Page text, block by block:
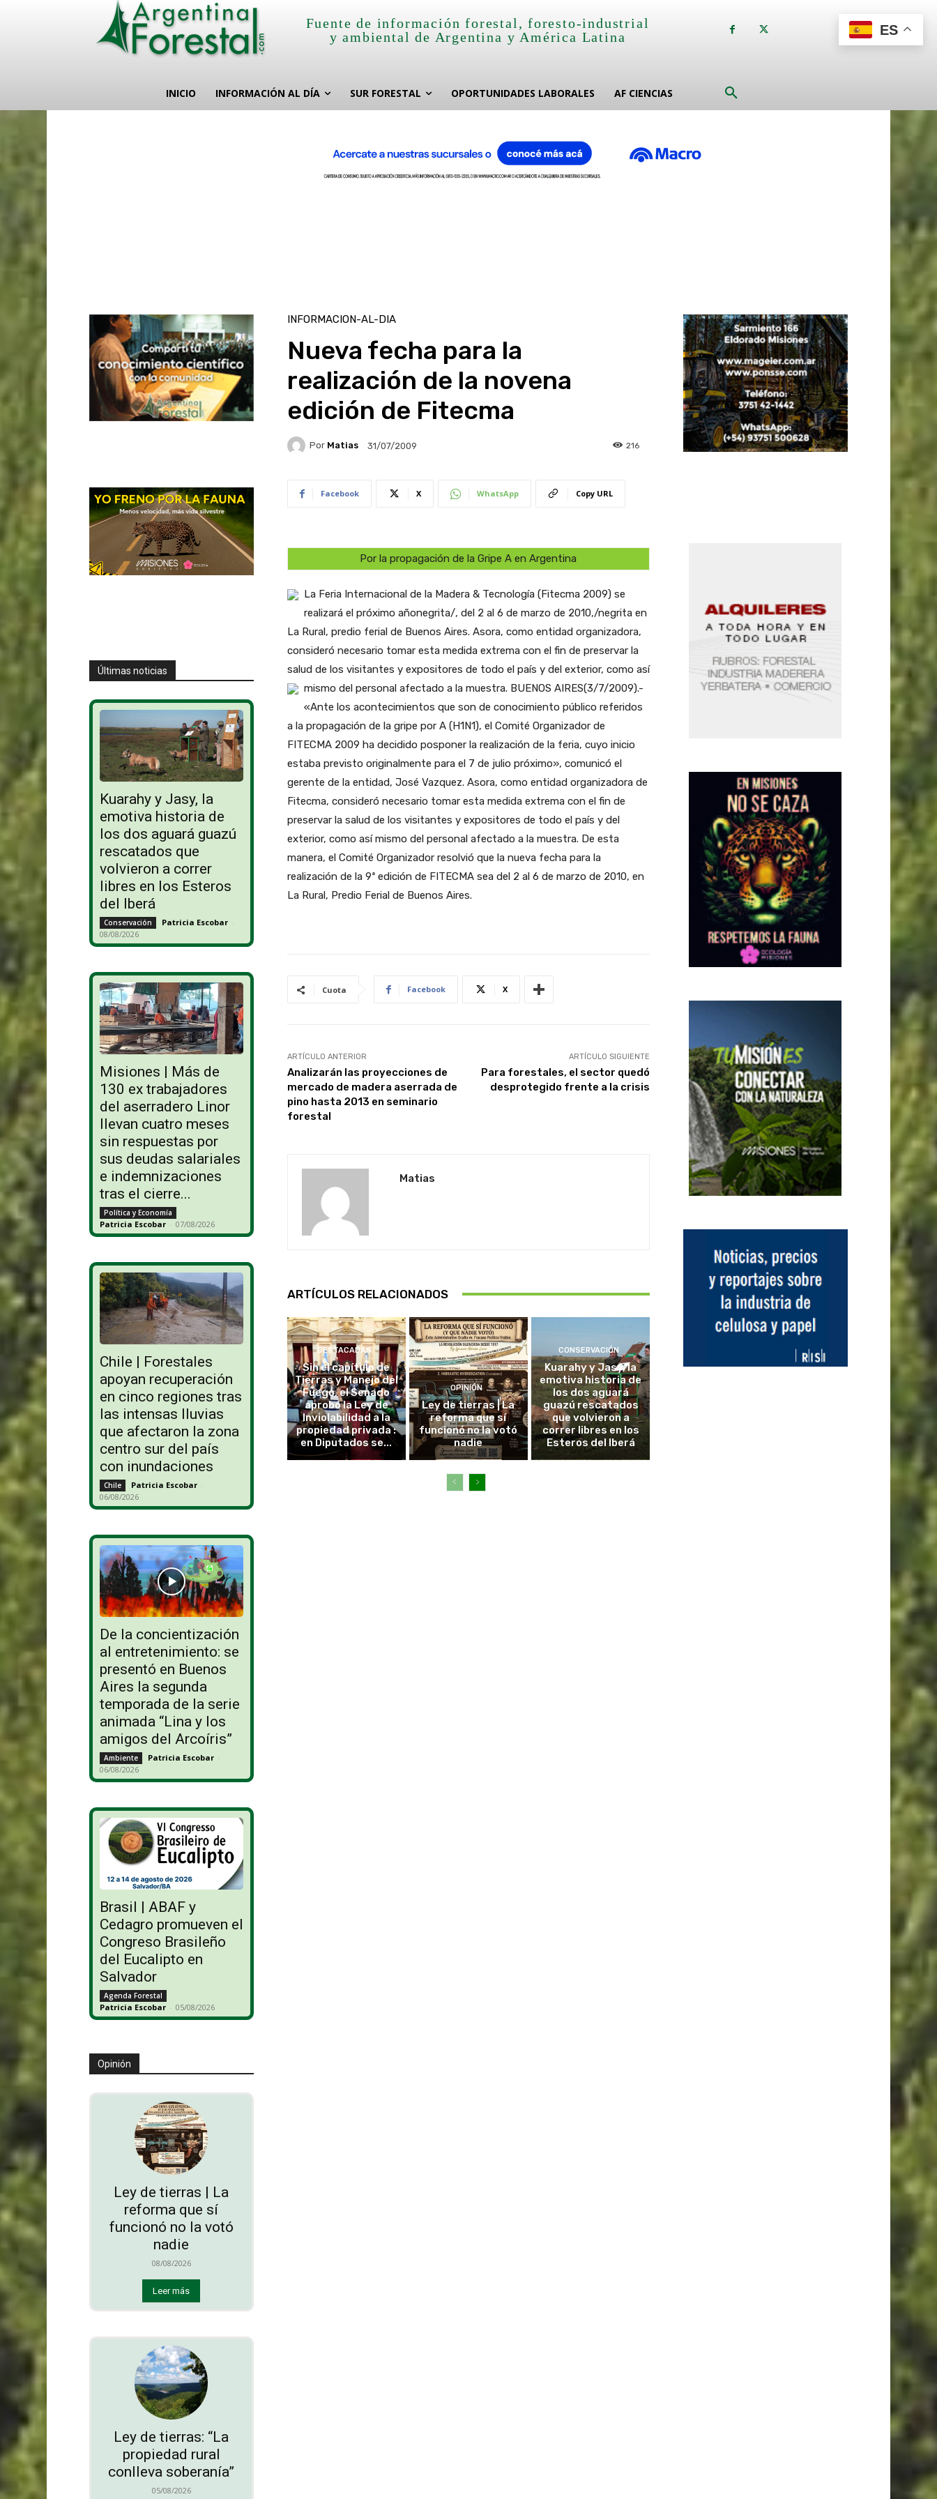
Fuente de información forestal, foresto-industrial
y ambiental de Argentina y América Latina
INICIO INFORMACIÓN AL DÍA SUR FORESTAL OPORTUNIDADES LABORALES AF CIENCIAS
Últimas noticias
Kuarahy y Jasy, la
emotiva historia de
los dos aguará guazú
rescatados que
volvieron a correr
libres en los Esteros
del Iberá
Conservación Patricia Escobar -
08/08/2026
Misiones | Más de
130 ex trabajadores
del aserradero Linor
llevan cuatro meses
sin respuestas por
sus deudas salariales
e indemnizaciones
tras el cierre...
Política y Economía
Patricia Escobar - 07/08/2026
Chile | Forestales
apoyan recuperación
en cinco regiones tras
las intensas lluvias
que afectaron la zona
centro sur del país
con inundaciones
Chile Patricia Escobar -
06/08/2026
De la concientización
al entretenimiento: se
presentó en Buenos
Aires la segunda
temporada de la serie
animada “Lina y los
amigos del Arcoíris”
Ambiente Patricia Escobar -
06/08/2026
Brasil | ABAF y
Cedagro promueven el
Congreso Brasileño
del Eucalipto en
Salvador
Agenda Forestal
Patricia Escobar - 05/08/2026
Opinión
Ley de tierras | La
reforma que sí
funcionó no la votó
nadie
08/08/2026
Leer más
Ley de tierras: “La
propiedad rural
conlleva soberanía”
05/08/2026
INFORMACION-AL-DIA
Nueva fecha para la
realización de la novena
edición de Fitecma
Por Matias 31/07/2009 216
Facebook X WhatsApp Copy URL
Por la propagación de la Gripe A en Argentina
La Feria Internacional de la Madera & Tecnología (Fitecma 2009) se
realizará el próximo añonegrita/, del 2 al 6 de marzo de 2010,/negrita en
La Rural, predio ferial de Buenos Aires. Asora, como entidad organizadora,
consideró necesario tomar esta medida extrema con el fin de preservar la
salud de los visitantes y expositores de todo el país y del exterior, como así
mismo del personal afectado a la muestra. BUENOS AIRES(3/7/2009).-
«Ante los acontecimientos que son de conocimiento público referidos
a la propagación de la gripe por A (H1N1), el Comité Organizador de
FITECMA 2009 ha decidido posponer la realización de la feria, cuyo inicio
estaba previsto originalmente para el 7 de julio próximo», comunicó el
gerente de la entidad, José Vazquez. Asora, como entidad organizadora de
Fitecma, consideró necesario tomar esta medida extrema con el fin de
preservar la salud de los visitantes y expositores de todo el país y del
exterior, como así mismo del personal afectado a la muestra. De esta
manera, el Comité Organizador resolvió que la nueva fecha para la
realización de la 9ª edición de FITECMA sea del 2 al 6 de marzo de 2010, en
La Rural, Predio Ferial de Buenos Aires.
Cuota Facebook X
ARTÍCULO ANTERIOR
Analizarán las proyecciones de
mercado de madera aserrada de
pino hasta 2013 en seminario
forestal
ARTÍCULO SIGUIENTE
Para forestales, el sector quedó
desprotegido frente a la crisis
Matias
ARTÍCULOS RELACIONADOS
DESTACADAS
Sin el capítulo de
Tierras y Manejo del
Fuego, el Senado
aprobó la Ley de
Inviolabilidad a la
propiedad privada :
en Diputados se...
OPINIÓN
Ley de tierras | La
reforma que sí
funcionó no la votó
nadie
CONSERVACIÓN
Kuarahy y Jasy, la
emotiva historia de
los dos aguará
guazú rescatados
que volvieron a
correr libres en los
Esteros del Iberá
ES